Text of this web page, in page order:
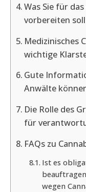
Was Sie für
vorbereiten
Medizinisches
wichtige
Gute
Anwälte
Die Rolle des
für
FAQs zu
Ist es
wegen